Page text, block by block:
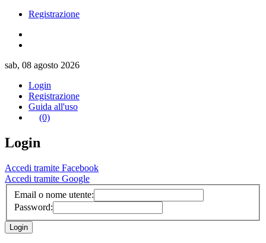
Registrazione
sab, 08 agosto 2026
Login
Registrazione
Guida all'uso
(0)
Login
Accedi tramite Facebook
Accedi tramite Google
Email o nome utente:
Password: